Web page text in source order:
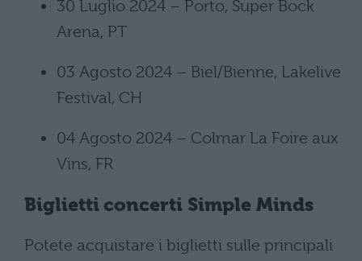
30 Luglio 2024 – Porto, Super Bock
Arena, PT
03 Agosto 2024 – Biel/Bienne, Lakelive
Festival, CH
04 Agosto 2024 – Colmar La Foire aux
Vins, FR
Biglietti concerti Simple Minds
Potete acquistare i biglietti sulle principali